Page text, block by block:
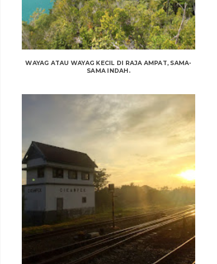
WAYAG ATAU WAYAG KECIL DI RAJA AMPAT, SAMA-
SAMA INDAH.